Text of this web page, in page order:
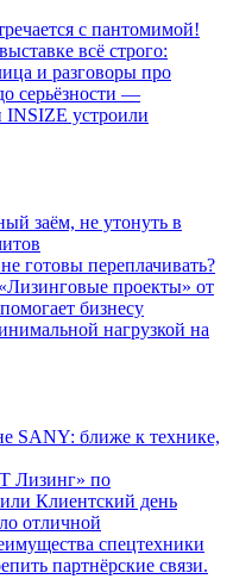
с пантомимой!
всё строго:
и разговоры про
серьёзности —
устроили
заём, не утонуть в
готовы переплачивать?
проекты» от
бизнесу
нагрузкой на
SANY: ближе к технике,
Лизинг» по
Клиентский день
отличной
спецтехники
партнёрские связи.